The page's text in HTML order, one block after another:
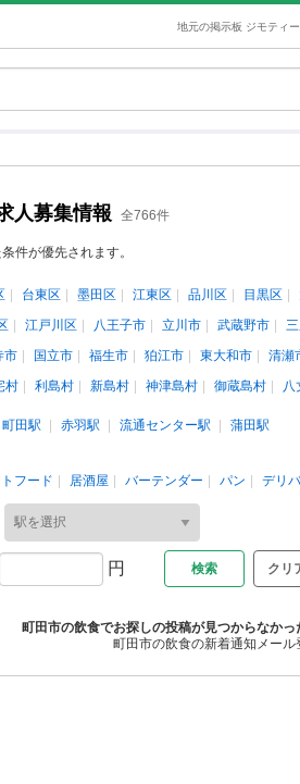
地元の掲示板 ジモティー
人募集情報 全766件
件が優先されます。
台東区 墨田区 江東区 品川区 目黒区
江戸川区 八王子市 立川市 武蔵野市
市 国立市 福生市 狛江市 東大和市 清瀬
村 利島村 新島村 神津島村 御蔵島村 八
町田駅 赤羽駅 流通センター駅
蒲田駅
フード 居酒屋 バーテンダー パン デリ
円 クリ
町田市の飲食でお探しの投稿が見つからなかっ
町田市の飲食の新着通知メール